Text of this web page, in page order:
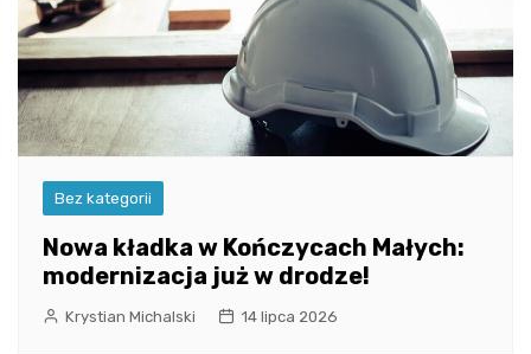
Bez kategorii
Nowa kładka w Kończycach Małych:
modernizacja już w drodze!
Krystian Michalski 14 lipca 2026